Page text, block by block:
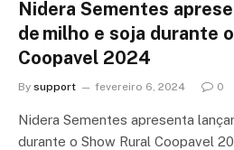
Nidera Sementes
de milho e soja durante
Coopavel 2024
By support fevereiro 6, 2024 0
Nidera Sementes apresenta
durante o Show Rural Coopavel